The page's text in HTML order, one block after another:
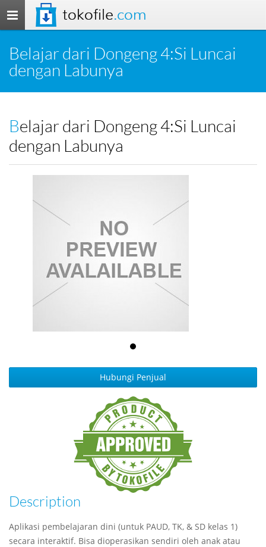
Toggle
navigation
tokofile.com
Belajar dari Dongeng 4:Si Luncai
dengan Labunya
Belajar dari Dongeng 4:Si Luncai
dengan Labunya
Hubungi Penjual
Description
Aplikasi pembelajaran dini (untuk PAUD, TK, & SD kelas 1)
secara interaktif. Bisa dioperasikan sendiri oleh anak atau